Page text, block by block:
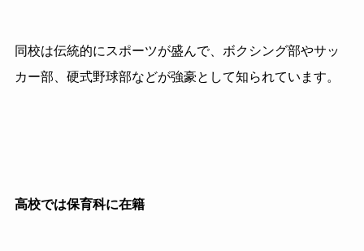
同校は伝統的にスポーツが盛んで、ボクシング部やサッ
カー部、 硬式野球部などが強豪として知られています。
高校では保育科に在籍